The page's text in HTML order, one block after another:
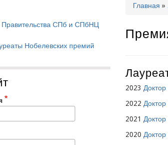
СПб и СПбНЦ
Нобелевских премий
Главная
2023
2022
2021
2020